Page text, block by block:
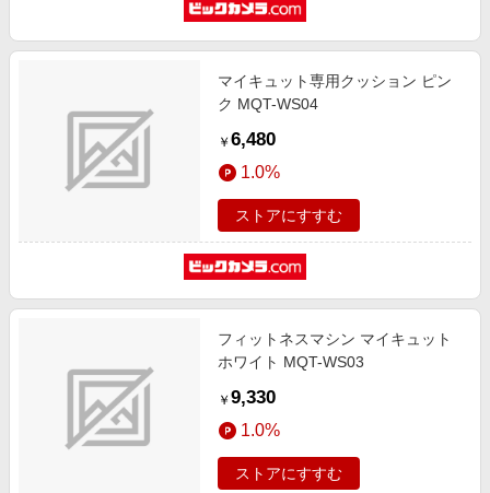
マイキュット専用クッション ピン
ク MQT-WS04
￥ 6,480
1.0%
ストアにすすむ
フィットネスマシン マイキュット
ホワイト MQT-WS03
￥ 9,330
1.0%
ストアにすすむ